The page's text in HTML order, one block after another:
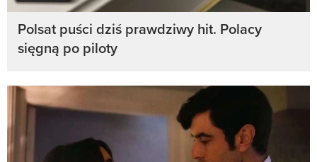
Polsat puści dziś prawdziwy hit. Polacy
sięgną po piloty